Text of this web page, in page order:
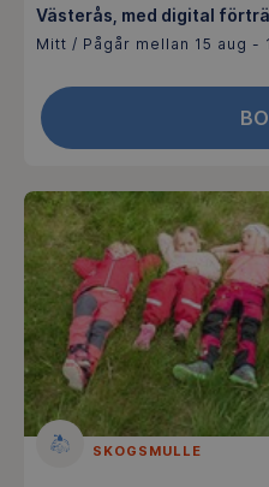
Västerås, med digital
Mitt / Pågår mellan 15 aug -
SKOGSMULLE